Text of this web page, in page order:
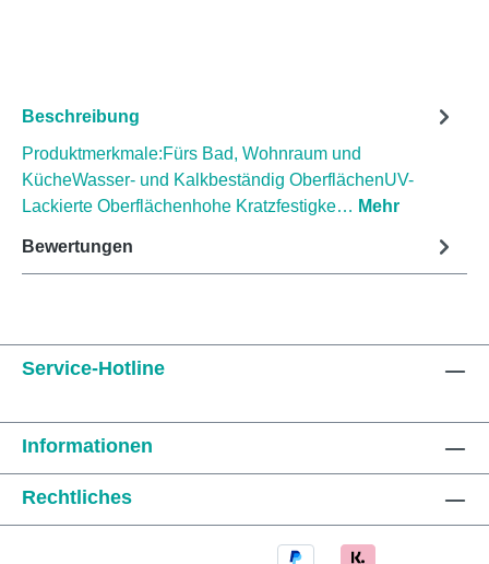
Beschreibung
Produktmerkmale:Fürs Bad, Wohnraum und
KücheWasser- und Kalkbeständig OberflächenUV-
Lackierte Oberflächenhohe Kratzfestigke… Mehr
Bewertungen
Service-Hotline
Informationen
Rechtliches